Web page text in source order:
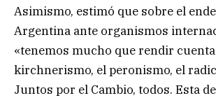
Asimismo, estimó que sobre el
Argentina ante organismos
«tenemos mucho que rendir
kirchnerismo, el peronismo, el
Juntos por el Cambio, todos. Esta